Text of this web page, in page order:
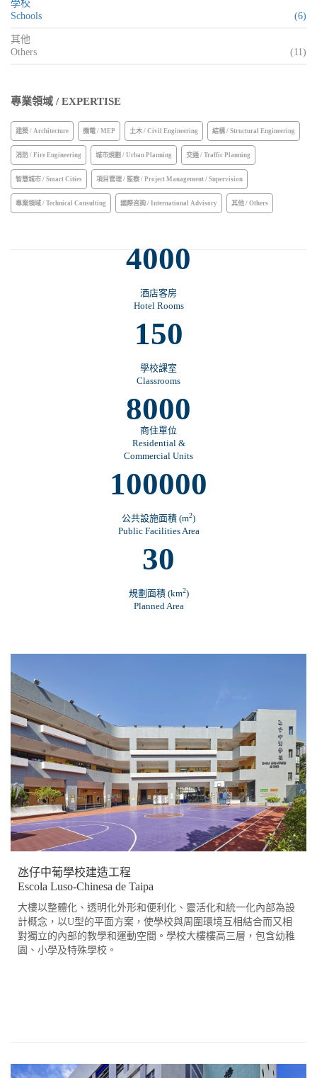
學校
Schools
(6)
其他
Others
(11)
專業領域 / EXPERTISE
建築 / Architecture 機電 / MEP 土木 / Civil Engineering 結構 / Structural Engineering
消防 / Fire Engineering 城市規劃 / Urban Planning 交通 / Traffic Planning
智慧城市 / Smart Cities 項目管理 / 監察 / Project Management / Supervision
專業領域 / Technical Consulting 國際咨詢 / International Advisory 其他 / Others
4000
酒店客房
Hotel Rooms
150
學校課室
Classrooms
8000
商住單位
Residential &
Commercial Units
100000
公共設施面積 (m2)
Public Facilities Area
30
規劃面積 (km2)
Planned Area
氹仔中葡學校建造工程
Escola Luso-Chinesa de Taipa
大樓以整體化、透明化外形和便利化、靈活化和統一化內部為設
計概念，以U型的平面方案，使學校與周圍環境互相結合而又相
對獨立的內部的教學和運動空間。學校大樓樓高三層，包含幼稚
園、小學及特殊學校。